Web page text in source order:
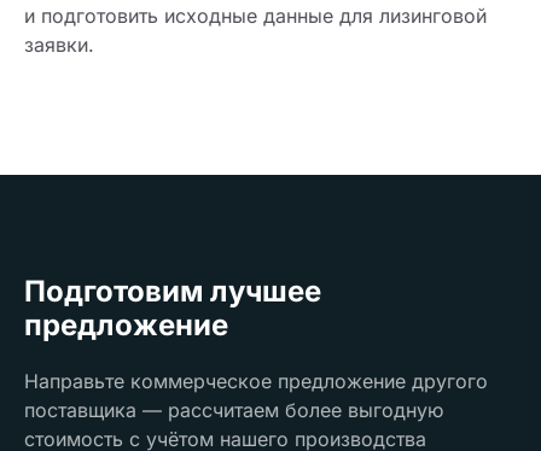
и подготовить исходные данные для лизинговой
заявки.
Подготовим лучшее
предложение
Направьте коммерческое предложение другого
поставщика — рассчитаем более выгодную
стоимость с учётом нашего производства